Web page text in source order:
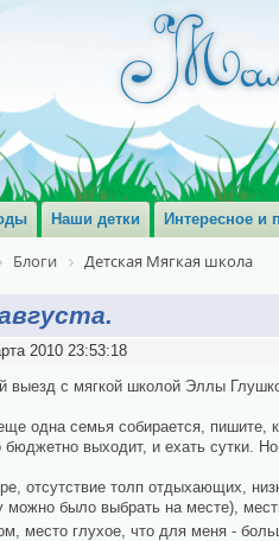
Наши детки Интересное и
Блоги Детская Мягкая школа
2010 23:53:18
выезд с мягкой школой Эллы
одна семья собирается, пишите,
выходит, и ехать сутки.
отсутствие толп отдыхающих,
можно было выбрать на месте),
место глухое, что для меня -